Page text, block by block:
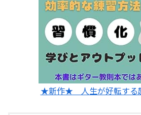
★新作★ 人生が好転する